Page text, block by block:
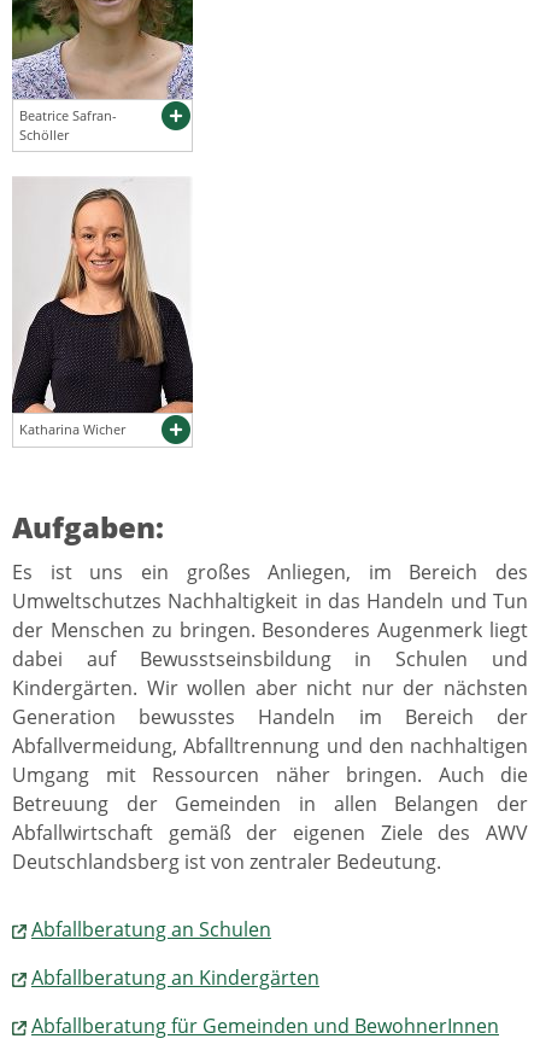
Beatrice Safran-
Schöller
Katharina Wicher
Aufgaben:
Es ist uns ein großes Anliegen, im Bereich des
Umweltschutzes Nachhaltigkeit in das Handeln und Tun
der Menschen zu bringen. Besonderes Augenmerk liegt
dabei auf Bewusstseinsbildung in Schulen und
Kindergärten. Wir wollen aber nicht nur der nächsten
Generation bewusstes Handeln im Bereich der
Abfallvermeidung, Abfalltrennung und den nachhaltigen
Umgang mit Ressourcen näher bringen. Auch die
Betreuung der Gemeinden in allen Belangen der
Abfallwirtschaft gemäß der eigenen Ziele des AWV
Deutschlandsberg ist von zentraler Bedeutung.
Abfallberatung an Schulen
Abfallberatung an Kindergärten
Abfallberatung für Gemeinden und BewohnerInnen